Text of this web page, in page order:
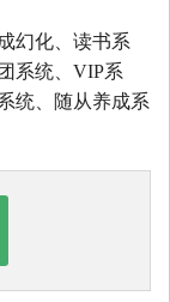
幻化、读书系
系统、VIP系
统、随从养成系